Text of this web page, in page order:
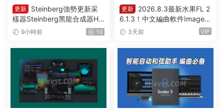
更新
Steinberg強勢更新采
樣器Steinberg黑龍合成器HA
Lion v7.5.0 WIN
9小時前 10
更新
2026.8.3最新水果FL 2
6.1.3！中文編曲軟件Image-L
ine – FL Studio Producer Edi
ugins WIN
3天前 VIP